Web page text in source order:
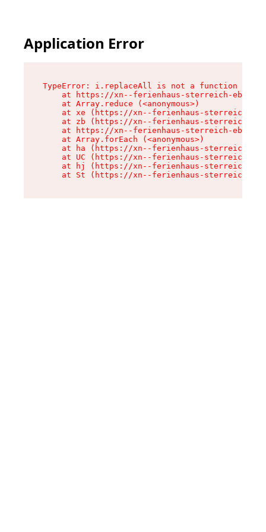
Application Error
TypeError: i.replaceAll is not a function
at https://xn--ferienhaus-sterreich-
    at Array.reduce (<anonymous>)
at xe (https://xn--ferienhaus-sterreich-
at zb (https://xn--ferienhaus-sterreich-
at https://xn--ferienhaus-sterreich-
    at Array.forEach (<anonymous>)
at ha (https://xn--ferienhaus-sterreich-
at UC (https://xn--ferienhaus-sterreich-
at hj (https://xn--ferienhaus-sterreich-
at St (https://xn--ferienhaus-sterreich-